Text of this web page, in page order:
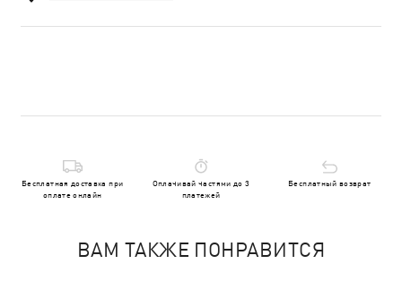
Бесплатная доставка при
оплате онлайн
Оплачивай частями до 3
платежей
Бесплатный возврат
ВАМ ТАКЖЕ ПОНРАВИТСЯ